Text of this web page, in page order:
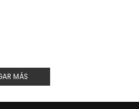
MÁS